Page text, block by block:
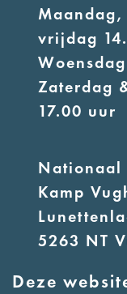
Deze
vrijdag
Zaterdag
17.00 uur
Nationaal
Kamp
5263 NT